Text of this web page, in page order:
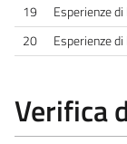
19
Esperienze
20
Esperienze
Verifica